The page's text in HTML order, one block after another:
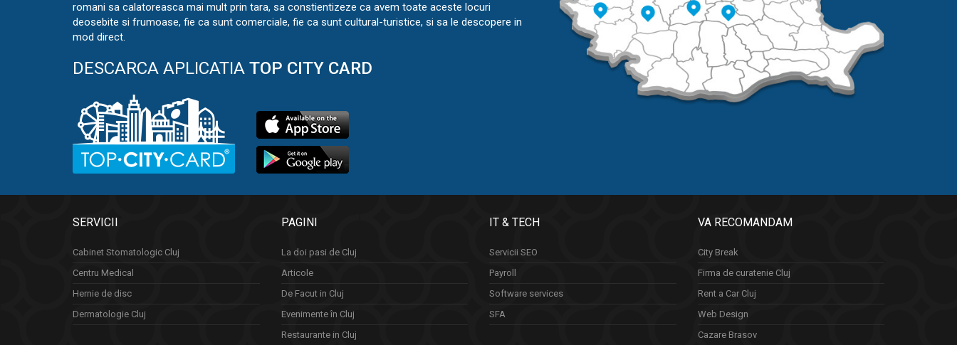
romani sa calatoreasca mai mult prin tara, sa constientizeze ca avem toate aceste locuri
deosebite si frumoase, fie ca sunt comerciale, fie ca sunt cultural-turistice, si sa le descopere in
mod direct.
DESCARCA APLICATIA TOP CITY CARD
SERVICII
Cabinet Stomatologic Cluj
Centru Medical
Hernie de disc
Dermatologie Cluj
PAGINI
La doi pasi de Cluj
Articole
De Facut in Cluj
Evenimente în Cluj
Restaurante in Cluj
IT & TECH
Servicii SEO
Payroll
Software services
SFA
VA RECOMANDAM
City Break
Firma de curatenie Cluj
Rent a Car Cluj
Web Design
Cazare Brasov